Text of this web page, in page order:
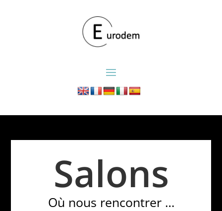
Salons
Où nous rencontrer …